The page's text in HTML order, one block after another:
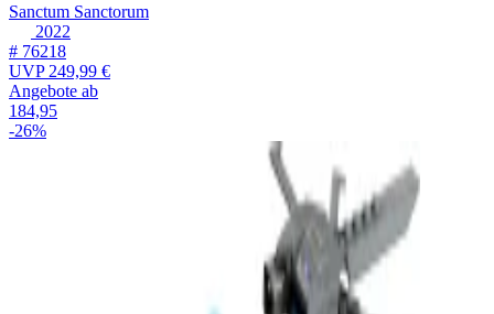
Sanctum Sanctorum
2022
# 76218
UVP249,99 €
Angebote ab
184,95
-26%